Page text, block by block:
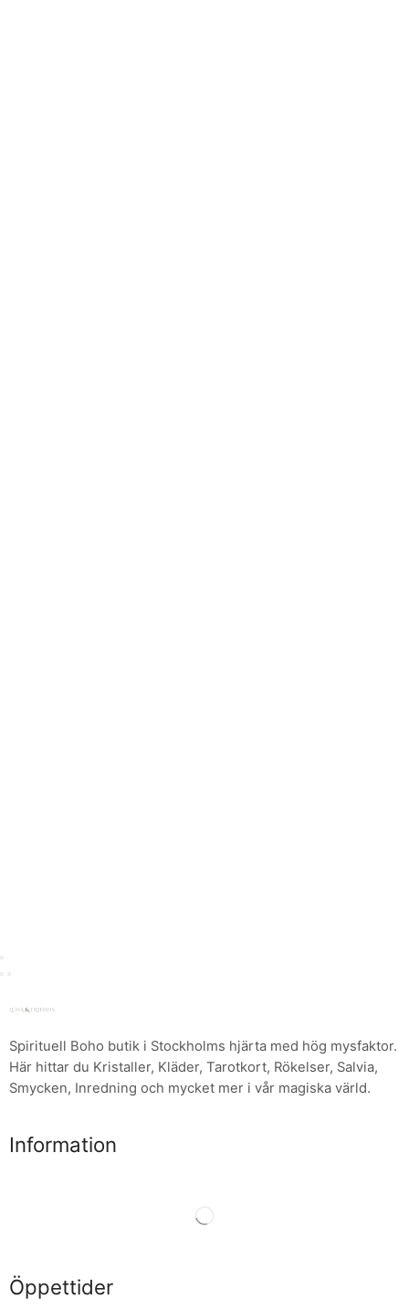
Spirituell Boho butik i Stockholms hjärta med hög mysfaktor.
Här hittar du Kristaller, Kläder, Tarotkort, Rökelser, Salvia,
Smycken, Inredning och mycket mer i vår magiska värld.
Information
Öppettider